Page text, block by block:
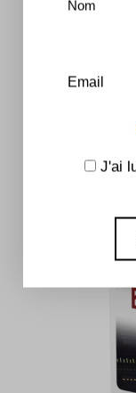
J'ai